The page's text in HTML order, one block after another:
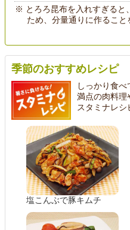
とろろ昆布を入れすぎると
ため、分量通りに作ること
季節のおすすめレシピ
しっかり食
満点の肉料理
スタミナレシ
塩こんぶで豚キムチ